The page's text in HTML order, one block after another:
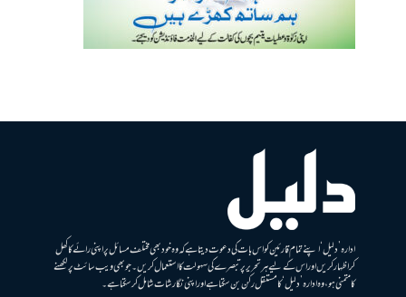
ادارہ ’دلیل‘ اپنے تمام قارئین کو اس بات کی دعوت دیتا ہے کہ وہ خود بھی مختلف مسائل پر اپنی رائے کا کھل
کر اظہار کریں اور اس کے لیے ہر تحریر پر تبصرے کی سہولت کا استعمال کریں۔ جو بھی ویب سائٹ پر لکھنے
کا متمنی ہو، وہ ادارہ ’دلیل‘ کا مستقل رکن بن سکتا ہے اور اپنی نگارشات شامل کرسکتا ہے۔